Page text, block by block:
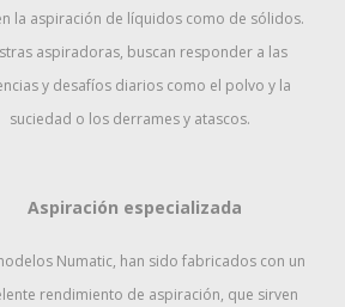
la aspiración de líquidos como de sólidos.
aspiradoras, buscan responder a las
y desafíos diarios como el polvo y la
suciedad o los derrames y atascos.
Aspiración especializada
Numatic, han sido fabricados con un
rendimiento de aspiración, que sirven